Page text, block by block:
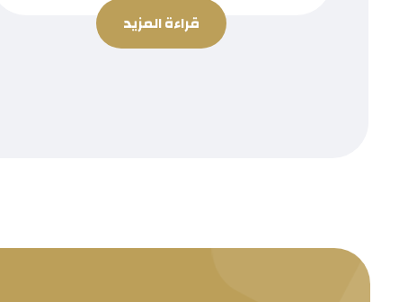
قراءة المزيد